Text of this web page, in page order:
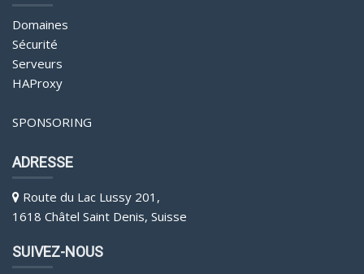
Domaines
Sécurité
Serveurs
HAProxy
SPONSORING
ADRESSE
Route du Lac Lussy 201,
1618 Châtel Saint Denis, Suisse
SUIVEZ-NOUS